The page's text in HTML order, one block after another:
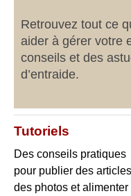
Retrouvez tout ce
aider à gérer votre
conseils et des
d’entraide.
Tutoriels
Des conseils pratiques
pour publier des
des photos et alimenter